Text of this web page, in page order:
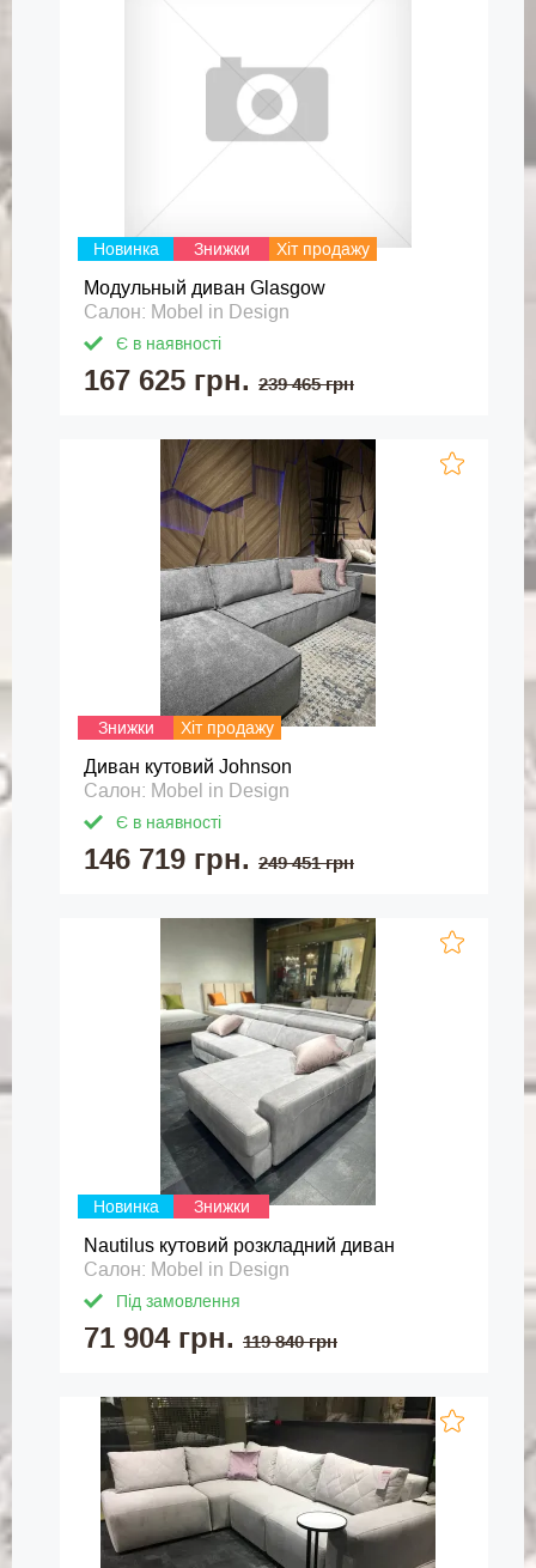
Новинка Знижки Хіт продажу
Модульный диван Glasgow
Салон: Mobel in Design
Є в наявності
167 625 грн. 239 465 грн
Знижки Хіт продажу
Диван кутовий Johnson
Салон: Mobel in Design
Є в наявності
146 719 грн. 249 451 грн
Новинка Знижки
Nautilus кутовий розкладний диван
Салон: Mobel in Design
Під замовлення
71 904 грн. 119 840 грн